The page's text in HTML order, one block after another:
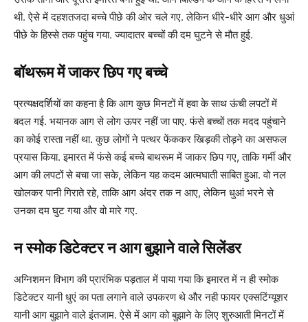
थी. ऐसे में दहशतजदा बच्चे पीछे की ओर चले गए. लेकिन धीरे-धीरे आग और धुआं
पीछे के हिस्से तक पहुंच गया. ज्यादातर बच्चों की दम घुटने से मौत हुई.
बॉथरूम में जाकर छिप गए बच्चे
प्रत्यक्षदर्शियों का कहना है कि आग कुछ मिनटों में हवा के साथ ऊंची लपटों में
बदल गई. भयानक आग से लोग ऊपर नहीं जा पाए. फंसे बच्चों तक मदद पहुंचाने
का कोई रास्ता नहीं था. कुछ लोगों ने पत्थर फेंककर खिड़की तोड़ने का असफल
प्रयास किया. इमारत में फंसे कई बच्चे बाथरूम में जाकर छिप गए, ताकि गर्मी और
आग की लपटों से बचा जा सके, लेकिन यह कदम आत्मघाती साबित हुआ. वो नल
खोलकर पानी गिराते रहे, ताकि आग अंदर तक न आए, लेकिन धुआं भरने से
उनका दम घुट गया और वो मारे गए.
न स्मोक डिटेक्टर न आग बुझाने वाले सिलेंडर
अग्निशमन विभाग की प्रारंभिक पड़ताल में पाया गया कि इमारत में न ही स्मोक
डिटेक्टर यानी धुएं का पता लगाने वाले उपकरण थे और नही फायर एक्सटिंग्यूशर
यानी आग बुझाने वाले इंतजाम. ऐसे में आग को बुझाने के लिए शुरुआती मिनटों में